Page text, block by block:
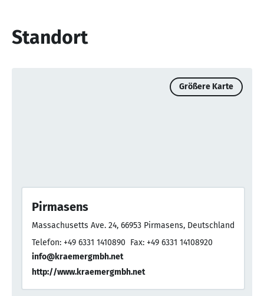
Standort
Größere Karte
Pirmasens
Massachusetts Ave. 24, 66953 Pirmasens, Deutschland
Telefon: +49 6331 1410890 Fax: +49 6331 14108920
info@kraemergmbh.net
http://www.kraemergmbh.net